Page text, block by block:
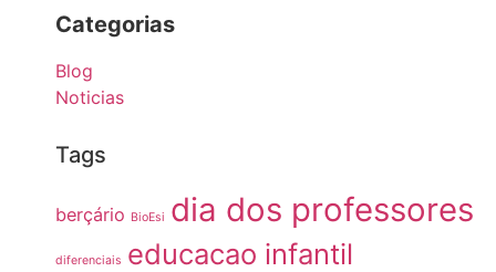
Categorias
Blog
Noticias
Tags
berçário BioEsi dia dos professores
diferenciais educacao infantil